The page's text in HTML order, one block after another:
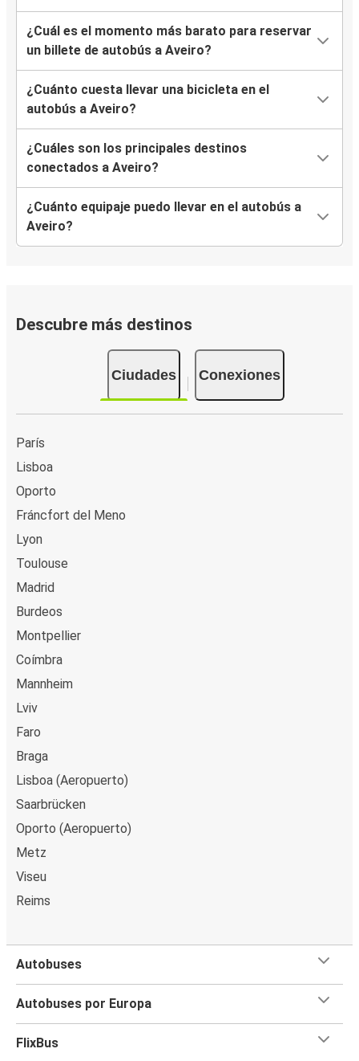
Aveiro
Aeropuerto de Madrid Barajas
Aveiro
Guarda
París
Aveiro
Évora
Salamanca
Salamanca
Aveiro
Aveiro
Aveiro
Portimao
¿Cuál es el momento más barato para reservar
un billete de autobús a Aveiro?
¿Cuánto cuesta llevar una bicicleta en el
autobús a Aveiro?
¿Cuáles son los principales destinos
conectados a Aveiro?
¿Cuánto equipaje puedo llevar en el autobús a
Aveiro?
Descubre más destinos
Ciudades Conexiones
París
Lisboa
Oporto
Fráncfort del Meno
Lyon
Toulouse
Madrid
Burdeos
Montpellier
Coímbra
Mannheim
Lviv
Faro
Braga
Lisboa (Aeropuerto)
Saarbrücken
Oporto (Aeropuerto)
Metz
Viseu
Reims
Autobuses
Autobuses por Europa
FlixBus